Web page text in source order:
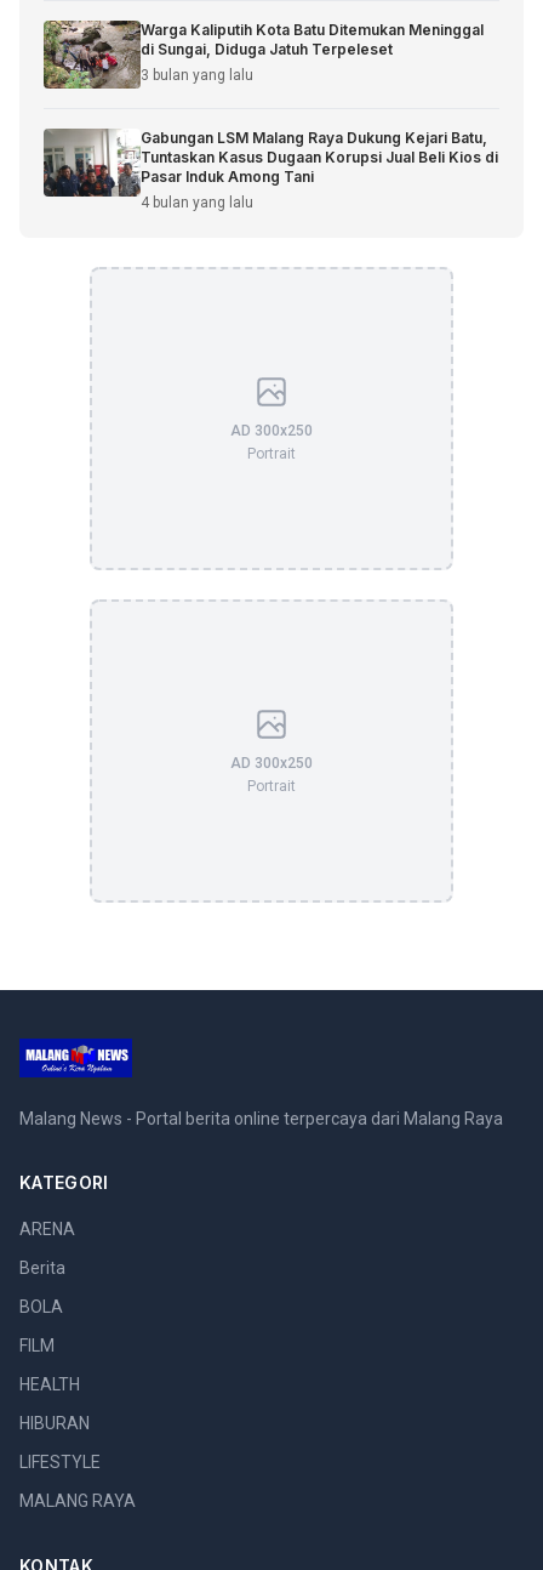
Warga Kaliputih Kota Batu Ditemukan Meninggal
di Sungai, Diduga Jatuh Terpeleset
3 bulan yang lalu
Gabungan LSM Malang Raya Dukung Kejari Batu,
Tuntaskan Kasus Dugaan Korupsi Jual Beli Kios di
Pasar Induk Among Tani
4 bulan yang lalu
AD 300x250
Portrait
AD 300x250
Portrait
Malang News - Portal berita online terpercaya dari Malang Raya
KATEGORI
ARENA
Berita
BOLA
FILM
HEALTH
HIBURAN
LIFESTYLE
MALANG RAYA